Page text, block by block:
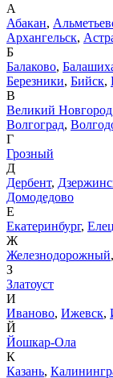
А
Абакан,
Архангельск,
Б
Балаково,
Березники, Бийск,
В
Великий Новгород
Волгоград,
Г
Грозный
Д
Дербент,
Домодедово
Е
Екатеринбург, Елец
Ж
Железнодорожный,
З
Златоуст
И
Иваново, Ижевск,
Й
Йошкар-Ола
К
Казань,